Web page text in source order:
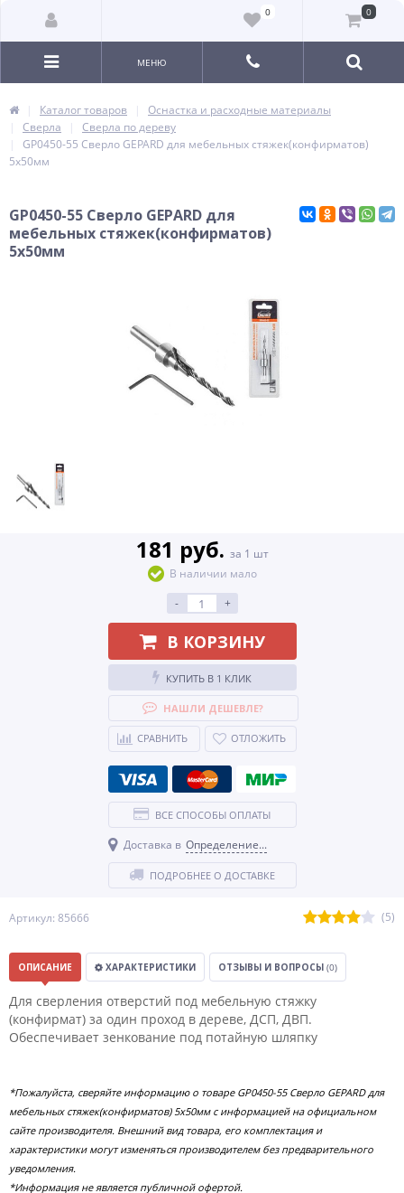
0 0
МЕНЮ
Каталог товаров
Оснастка и расходные материалы
Сверла
Сверла по дереву
GP0450-55 Сверло GEPARD для мебельных стяжек(конфирматов)
5х50мм
GP0450-55 Сверло GEPARD для
мебельных стяжек(конфирматов)
5х50мм
Артикул: 85666 (5)
181 руб. за 1 шт
В наличии мало
-
+
В КОРЗИНУ
КУПИТЬ В 1 КЛИК
НАШЛИ ДЕШЕВЛЕ?
СРАВНИТЬ ОТЛОЖИТЬ
ВСЕ СПОСОБЫ ОПЛАТЫ
Доставка в Определение...
ПОДРОБНЕЕ О ДОСТАВКЕ
ОПИСАНИЕ ХАРАКТЕРИСТИКИ ОТЗЫВЫ И ВОПРОСЫ (0)
Для сверления отверстий под мебельную стяжку
(конфирмат) за один проход в дереве, ДСП, ДВП.
Обеспечивает зенкование под потайную шляпку
*Пожалуйста, сверяйте информацию о товаре GP0450-55 Сверло GEPARD для
мебельных стяжек(конфирматов) 5х50мм с информацией на официальном
сайте производителя. Внешний вид товара, его комплектация и
характеристики могут изменяться производителем без предварительного
уведомления.
*Информация не является публичной офертой.